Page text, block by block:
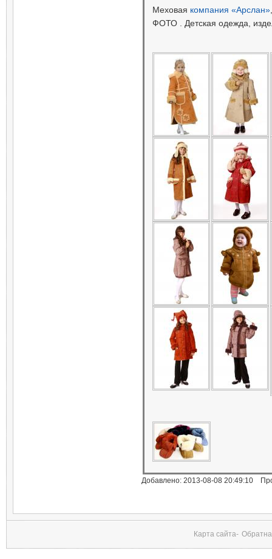
Меховая компания «Арслан»
ФОТО . Детская одежда,
Добавлено: 2013-08-08 20:49:10
Карта сайта-